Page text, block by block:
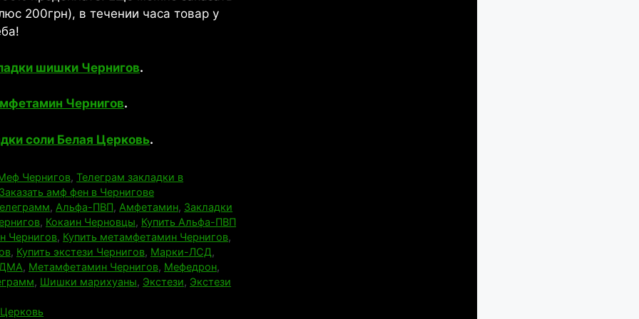
200грн), в течении часа товар у
шишки Чернигов.
Чернигов.
соли Белая Церковь.
Чернигов,Телеграм закладки в
амф фен в Чернигове
, Альфа-ПВП, Амфетамин, Закладки
, Кокаин Черновцы, Купить Альфа-ПВП
Чернигов, Купить метамфетамин Чернигов,
, Купить экстези Чернигов, Марки-ЛСД ,
, Метамфетамин Чернигов, Мефедрон,
, Шишки марихуаны, Экстези, Экстези